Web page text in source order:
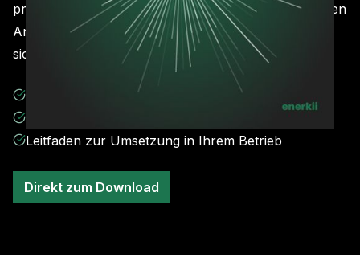
profitieren und aktiv traden. Wir erklären die einzelnen
Anwendungsfälle, wie man sie umsetzt und welcher
sich für Ihren Betrieb lohnt.
Alle Anwendungsfälle erklärt
Leitfaden zur Umsetzung in Ihrem Betrieb
Direkt zum Download